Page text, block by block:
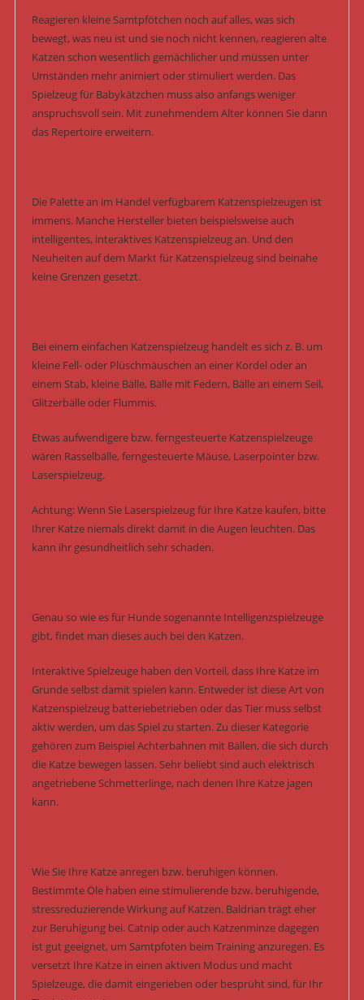
Reagieren kleine Samtpfötchen noch auf alles, was sich
bewegt, was neu ist und sie noch nicht kennen, reagieren alte
Katzen schon wesentlich gemächlicher und müssen unter
Umständen mehr animiert oder stimuliert werden. Das
Spielzeug für Babykätzchen muss also anfangs weniger
anspruchsvoll sein. Mit zunehmendem Alter können Sie dann
das Repertoire erweitern.
Die Palette an im Handel verfügbarem Katzenspielzeugen ist
immens. Manche Hersteller bieten beispielsweise auch
intelligentes, interaktives Katzenspielzeug an. Und den
Neuheiten auf dem Markt für Katzenspielzeug sind beinahe
keine Grenzen gesetzt.
Bei einem einfachen Katzenspielzeug handelt es sich z. B. um
kleine Fell- oder Plüschmäuschen an einer Kordel oder an
einem Stab, kleine Bälle, Bälle mit Federn, Bälle an einem Seil,
Glitzerbälle oder Flummis.
Etwas aufwendigere bzw. ferngesteuerte Katzenspielzeuge
wären Rasselbälle, ferngesteuerte Mäuse, Laserpointer bzw.
Laserspielzeug.
Achtung: Wenn Sie Laserspielzeug für Ihre Katze kaufen, bitte
Ihrer Katze niemals direkt damit in die Augen leuchten. Das
kann ihr gesundheitlich sehr schaden.
Genau so wie es für Hunde sogenannte Intelligenzspielzeuge
gibt, findet man dieses auch bei den Katzen.
Interaktive Spielzeuge haben den Vorteil, dass Ihre Katze im
Grunde selbst damit spielen kann. Entweder ist diese Art von
Katzenspielzeug batteriebetrieben oder das Tier muss selbst
aktiv werden, um das Spiel zu starten. Zu dieser Kategorie
gehören zum Beispiel Achterbahnen mit Bällen, die sich durch
die Katze bewegen lassen. Sehr beliebt sind auch elektrisch
angetriebene Schmetterlinge, nach denen Ihre Katze jagen
kann.
Wie Sie Ihre Katze anregen bzw. beruhigen können.
Bestimmte Öle haben eine stimulierende bzw. beruhigende,
stressreduzierende Wirkung auf Katzen. Baldrian trägt eher
zur Beruhigung bei. Catnip oder auch Katzenminze dagegen
ist gut geeignet, um Samtpfoten beim Training anzuregen. Es
versetzt Ihre Katze in einen aktiven Modus und macht
Spielzeuge, die damit eingerieben oder besprüht sind, für Ihr